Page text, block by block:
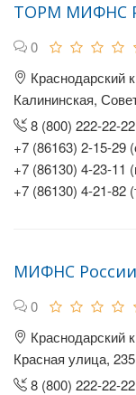
ТОРМ МИФНС
0
Краснодарский
Калининская,
8 (800) 222-22-22
+7 (86163) 2-15-29
+7 (86130) 4-23-11
+7 (86130) 4-21-82
МИФНС
0
Краснодарский
Красная улица, 235
8 (800) 222-22-22